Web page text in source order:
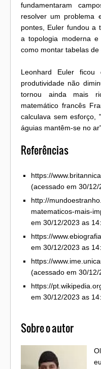
fundamentaram
resolver um problema
pontes, Euler fundou a
a topologia moderna e
como montar tabelas de
Leonhard Euler
produtividade não
tornou ainda mais
matemático francês
calculava sem esforço,
águias mantêm-se no
Referências
https://
(acessado em 30/
http://
matematicos-mais-
em 30/12/2023 as
https://
em 30/12/2023 as
https://
(acessado em 30/
https://
em 30/12/2023 as
Sobre o autor